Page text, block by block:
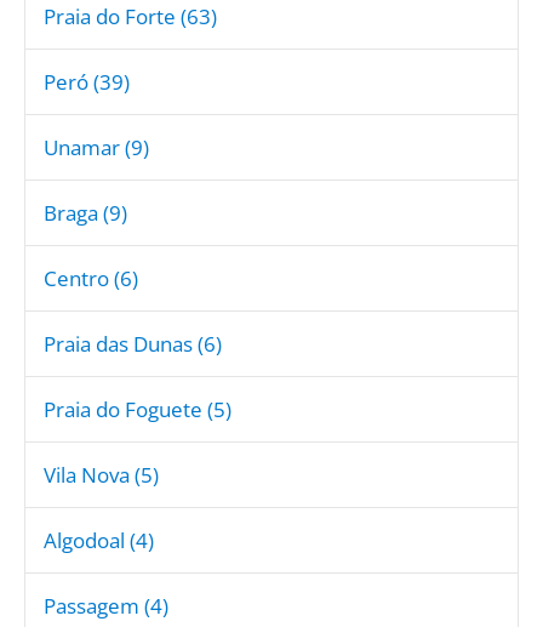
Praia do Forte (63)
Peró (39)
Unamar (9)
Braga (9)
Centro (6)
Praia das Dunas (6)
Praia do Foguete (5)
Vila Nova (5)
Algodoal (4)
Passagem (4)